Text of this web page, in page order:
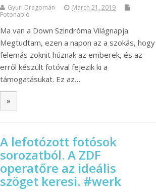
Gyuri Dragomán
March 21, 2019
Fotonapló
Ma van a Down Szindróma Világnapja.
Megtudtam, ezen a napon az a szokás, hogy
felemás zoknit húznak az emberek, és az
erről készült fotóval fejezik ki a
támogatásukat. Ez az…
»
A lefotózott fotósok
sorozatból. A ZDF
operatőre az ideális
szöget keresi. #werk